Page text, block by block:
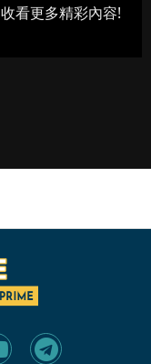
收看更多精彩內容!